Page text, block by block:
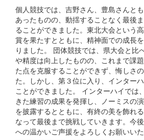
個人競技では、吉野さん、豊島さんと
あったものの、動揺することなく最後
ることができました。東北大会という
賞を果たすとともに、精神面での成長
りました。 団体競技では、県大会と比
や精度は向上したものの、これまで課
た点を克服することができず、悔しさ
た。しかし、第３位に入り、インター
ことができました。 インターハイでは
きた練習の成果を発揮し、ノーミスの
を披露するとともに、有終の美を飾れ
なって最後まで挑戦していきます。今
への温かいご声援をよろしくお願いいた